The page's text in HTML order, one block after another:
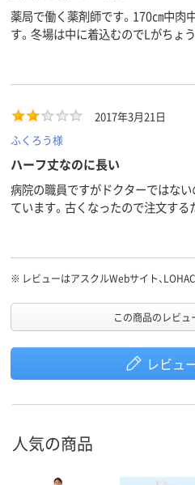
薬局で働く薬剤師です。170㎝中肉
す。冬場は中に着込むのでLがちょ
ょうどいい気がします。シワにな
います。
2017年3月21日
ふくろう様
ハーフ丈なのに長い
病院の職員ですがドクターではな
ています。古くなったので注文す
が、他では扱ってないところも多
ツ丈より少し長めの白衣が欲しか
す。
※ レビューはアスクルWebサイト、
この商品のレビュ
レビュ
人気の商品